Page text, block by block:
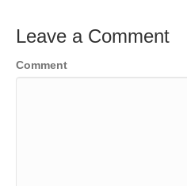
Leave a Comment
Comment